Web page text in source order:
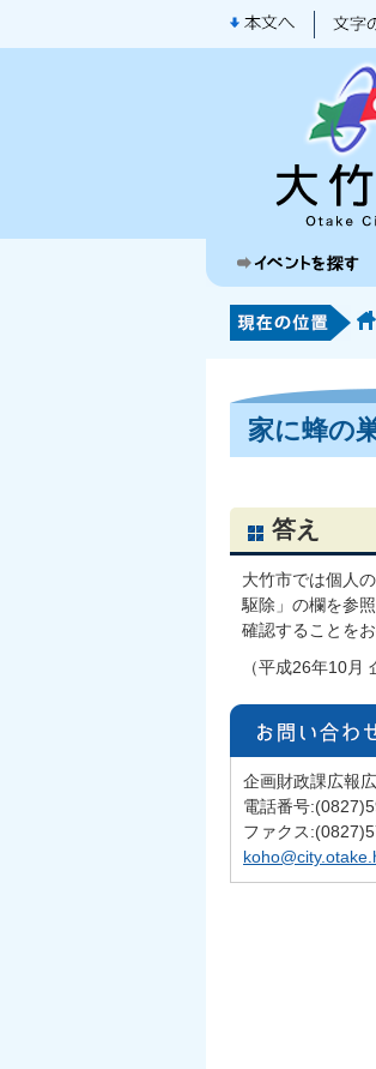
家に蜂の
答え
大竹市では個人
駆除」の欄を参
確認することをお
（平成26年10月
企画財政課広報
電話番号
ファクス